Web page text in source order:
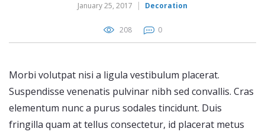
January 25, 2017 Decoration
208 0
Morbi volutpat nisi a ligula vestibulum placerat.
Suspendisse venenatis pulvinar nibh sed convallis. Cras
elementum nunc a purus sodales tincidunt. Duis
fringilla quam at tellus consectetur, id placerat metus